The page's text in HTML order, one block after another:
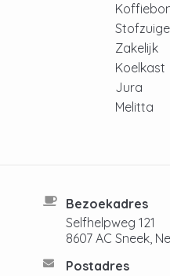
Zakelijk
Koelkast
Jura
Melitta
Bezoekadres
Selfhelpweg 121
8607 AC Sneek,
Postadres